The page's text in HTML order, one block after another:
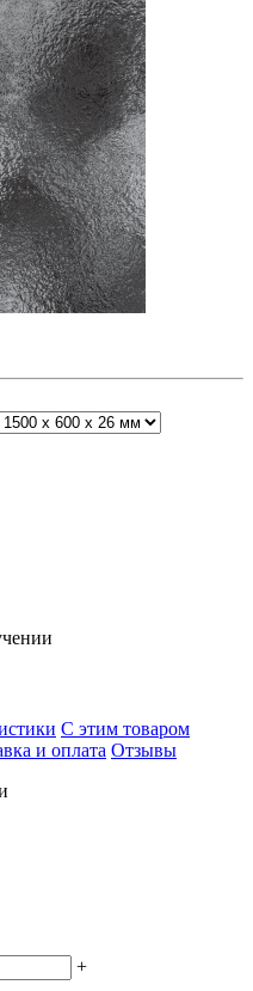
С этим товаром
и оплата Отзывы
+